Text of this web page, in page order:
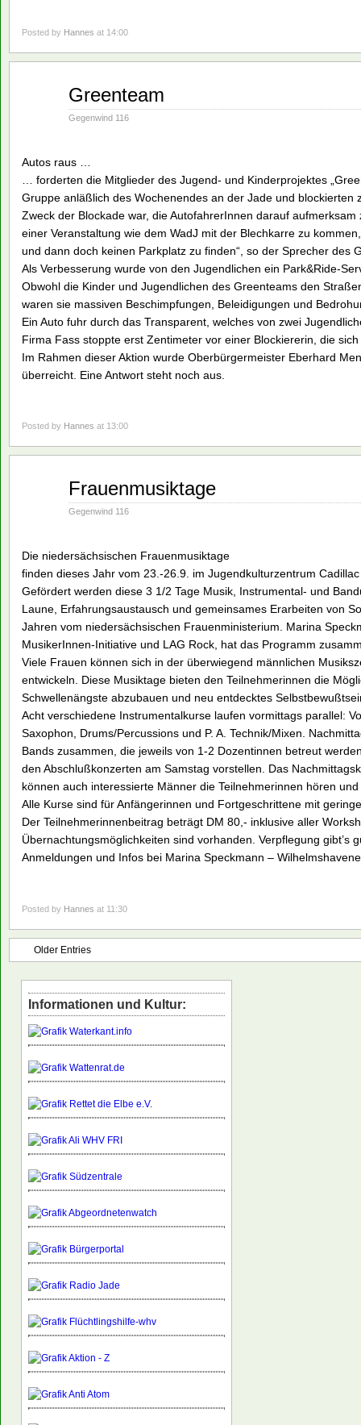
Posted by Hannes at 14:00
Greenteam
Gegenwind 116
Autos raus …
… forderten die Mitglieder des Jugend- und Kinderprojektes
Gruppe anläßlich des Wochenendes an der Jade und blockierten
Zweck der Blockade war, die AutofahrerInnen darauf
einer Veranstaltung wie dem WadJ mit der Blechkarre zu
und dann doch keinen Parkplatz zu finden“, so der Sprecher des
Als Verbesserung wurde von den Jugendlichen ein Park&Ride-
Obwohl die Kinder und Jugendlichen des Greenteams den
waren sie massiven Beschimpfungen, Beleidigungen und
Ein Auto fuhr durch das Transparent, welches von zwei
Firma Fass stoppte erst Zentimeter vor einer Blockiererin, die
Im Rahmen dieser Aktion wurde Oberbürgermeister Eberhard
überreicht. Eine Antwort steht noch aus.
Posted by Hannes at 13:00
Frauenmusiktage
Gegenwind 116
Die niedersächsischen Frauenmusiktage
finden dieses Jahr vom 23.-26.9. im Jugendkulturzentrum
Gefördert werden diese 3 1/2 Tage Musik, Instrumental- und
Laune, Erfahrungsaustausch und gemeinsames Erarbeiten von
Jahren vom niedersächsischen Frauenministerium. Marina
MusikerInnen-Initiative und LAG Rock, hat das Programm
Viele Frauen können sich in der überwiegend männlichen
entwickeln. Diese Musiktage bieten den Teilnehmerinnen die
Schwellenängste abzubauen und neu entdecktes
Acht verschiedene Instrumentalkurse laufen vormittags parallel:
Saxophon, Drums/Percussions und P. A. Technik/Mixen.
Bands zusammen, die jeweils von 1-2 Dozentinnen betreut
den Abschlußkonzerten am Samstag vorstellen. Das
können auch interessierte Männer die Teilnehmerinnen hören
Alle Kurse sind für Anfängerinnen und Fortgeschrittene mit
Der Teilnehmerinnenbeitrag beträgt DM 80,- inklusive aller
Übernachtungsmöglichkeiten sind vorhanden. Verpflegung gibt’s
Anmeldungen und Infos bei Marina Speckmann –
Posted by Hannes at 11:30
Older Entries
Informationen und Kultur: